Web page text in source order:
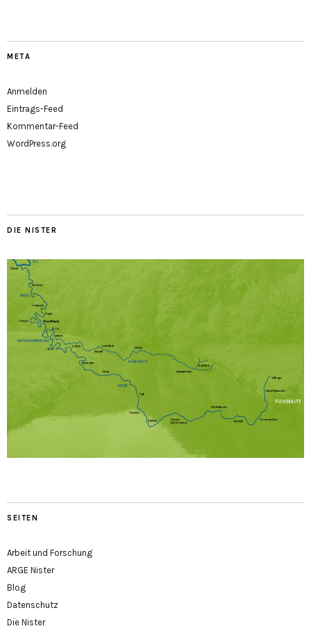
META
Anmelden
Eintrags-Feed
Kommentar-Feed
WordPress.org
DIE NISTER
SEITEN
Arbeit und Forschung
ARGE Nister
Blog
Datenschutz
Die Nister